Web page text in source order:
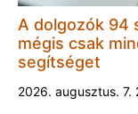
A dolgozók 94
mégis csak
segítséget
2026. augusztus. 7.